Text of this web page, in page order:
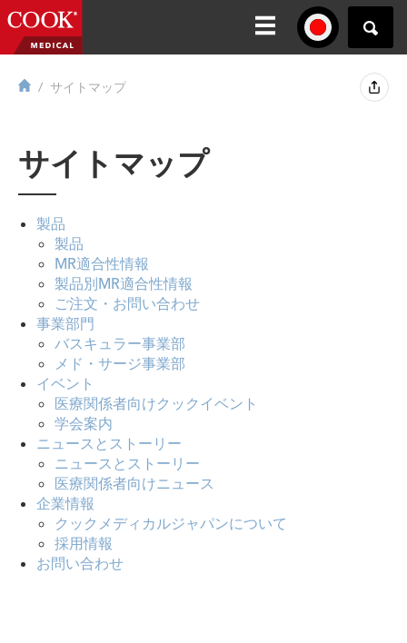
サイトマップ
サイトマップ
製品
製品
MR適合性情報
製品別MR適合性情報
ご注文・お問い合わせ
事業部門
バスキュラー事業部
メド・サージ事業部
イベント
医療関係者向けクックイベント
学会案内
ニュースとストーリー
ニュースとストーリー
医療関係者向けニュース
企業情報
クックメディカルジャパンについて
採用情報
お問い合わせ